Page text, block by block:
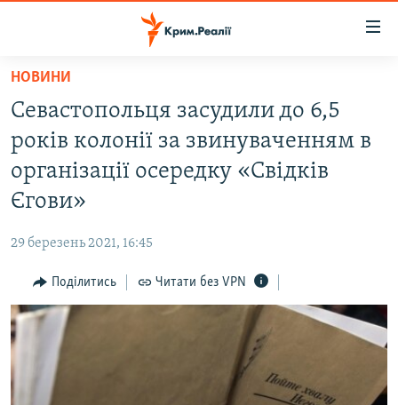
Перейти
основного
матеріалу
Перейти
до
основної
Перейти
пошуку
ВІДЕО ТА ФОТО
ПОЛІТИКА
ПОГЛЯД
ІНТЕРВ'Ю
ВСЕ ЗА ДЕНЬ
СПЕЦПРОЕКТИ
ДЕПОРТАЦІЯ
ЯК ОБІЙТИ БЛОКУВАННЯ
НОВИНИ
Севастопольця засудили до 6,5
років колонії за звинуваченням в
організації осередку «Свідків
Єгови»
29 березень 2021, 16:45
Поділитись Читати без VPN